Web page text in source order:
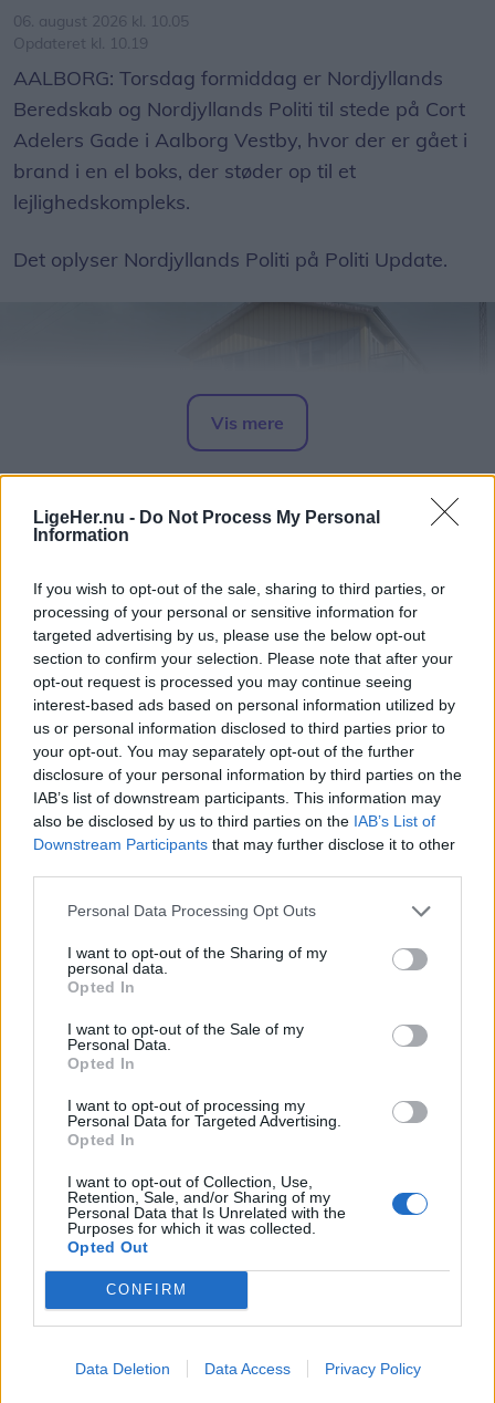
LigeHer.nu - Do Not Process My Personal
Information
If you wish to opt-out of the sale, sharing to third parties, or
processing of your personal or sensitive information for
targeted advertising by us, please use the below opt-out
section to confirm your selection. Please note that after your
opt-out request is processed you may continue seeing
interest-based ads based on personal information utilized by
us or personal information disclosed to third parties prior to
your opt-out. You may separately opt-out of the further
disclosure of your personal information by third parties on the
IAB’s list of downstream participants. This information may
also be disclosed by us to third parties on the IAB’s List of
Downstream Participants that may further disclose it to other
Personal Data Processing Opt Outs
I want to opt-out of the Sharing of my
personal data.
Opted In
I want to opt-out of the Sale of my
Personal Data.
Opted In
I want to opt-out of processing my
Personal Data for Targeted Advertising.
Opted In
I want to opt-out of Collection, Use,
Retention, Sale, and/or Sharing of my
Personal Data that Is Unrelated with the
Purposes for which it was collected.
Opted Out
CONFIRM
Data Deletion Data Access Privacy Policy
06. august 2026 kl. 10.05
Opdateret kl. 10.19
AALBORG: Torsdag formiddag er Nordjyllands
Beredskab og Nordjyllands Politi til stede på Cort
Adelers Gade i Aalborg Vestby, hvor der er gået i
brand i en el boks, der støder op til et
lejlighedskompleks.
Det oplyser Nordjyllands Politi på Politi Update.
Alle borgere i området bedes søge væk fra røgen,
samt lukke for døre, vinduer og ventilation.
Opdateres...
Vis mere
Aktuelt
20 stadeholdere fylder byparken med
blomster og haveliv
07. august 2026 kl. 14.00
Opdateret kl. 14.17
haven, eller vil du bare nyde et par hyggelige
timer i grønne omgivelser?
Søndag 16. august inviterer Haveselskabet
Aalborg i samarbejde med Vester Hassing
Borgerforening til havemarked i byparken i Vester
Hassing.
Fra klokken 13 til 16 vil byparken danne rammen